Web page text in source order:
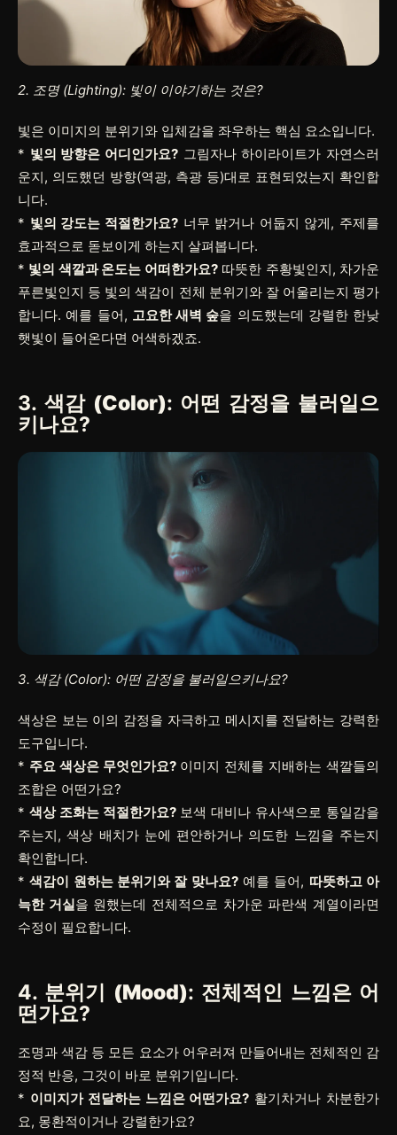
2. 조명 (Lighting): 빛이 이야기하는 것은?
빛은 이미지의 분위기와 입체감을 좌우하는 핵심 요소입니다.
* 빛의 방향은 어디인가요? 그림자나 하이라이트가 자연스러
운지, 의도했던 방향(역광, 측광 등)대로 표현되었는지 확인합
니다.
* 빛의 강도는 적절한가요?너무 밝거나 어둡지 않게, 주제를
효과적으로 돋보이게 하는지 살펴봅니다.
* 빛의 색깔과 온도는 어떠한가요?따뜻한 주황빛인지, 차가운
푸른빛인지 등 빛의 색감이 전체 분위기와 잘 어울리는지 평가
합니다. 예를 들어, 고요한 새벽 숲을 의도했는데 강렬한 한낮
햇빛이 들어온다면 어색하겠죠.
3. 색감 (Color): 어떤 감정을 불러일으
키나요?
3. 색감 (Color): 어떤 감정을 불러일으키나요?
색상은 보는 이의 감정을 자극하고 메시지를 전달하는 강력한
도구입니다.
* 주요 색상은 무엇인가요?이미지 전체를 지배하는 색깔들의
조합은 어떤가요?
* 색상 조화는 적절한가요?보색 대비나 유사색으로 통일감을
주는지, 색상 배치가 눈에 편안하거나 의도한 느낌을 주는지
확인합니다.
*색감이 원하는 분위기와 잘 맞나요?예를 들어, 따뜻하고 아
늑한 거실을 원했는데 전체적으로 차가운 파란색 계열이라면
수정이 필요합니다.
4. 분위기 (Mood): 전체적인 느낌은 어
떤가요?
조명과 색감 등 모든 요소가 어우러져 만들어내는 전체적인 감
정적 반응, 그것이 바로 분위기입니다.
* 이미지가 전달하는 느낌은 어떤가요? 활기차거나 차분한가
요, 몽환적이거나 강렬한가요?